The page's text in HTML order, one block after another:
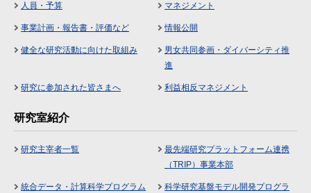
人員・予算 マネジメント
事業計画・報告書・評価など 情報公開
健全な研究活動に向けた取組み
男女共同参画・ダイバーシティ推
進
研究に参加された皆さまへ 利益相反マネジメント
研究室紹介
研究主宰者一覧
最先端研究プラットフォーム連携
（TRIP）事業本部
統合データ・計算科学プログラム
科学研究基盤モデル開発プログラ